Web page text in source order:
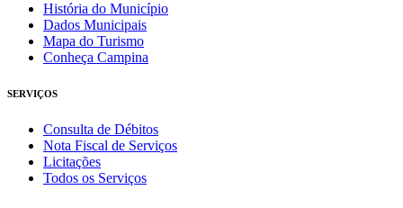
História do Município
Dados Municipais
Mapa do Turismo
Conheça Campina
SERVIÇOS
Consulta de Débitos
Nota Fiscal de Serviços
Licitações
Todos os Serviços